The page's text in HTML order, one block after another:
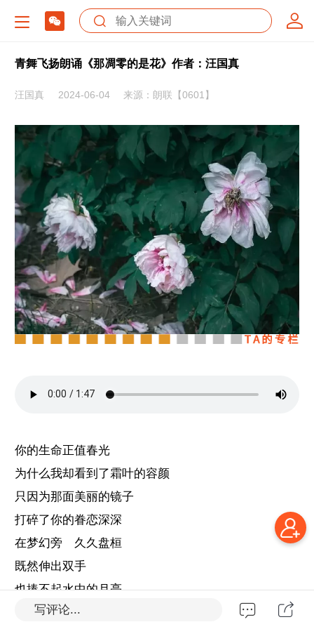
青舞飞扬朗诵《那凋零的是花》作者：汪国真
汪国真 2024-06-04 来源：朗联【0601】
你的生命正值春光
为什么我却看到了霜叶的容颜
只因为那面美丽的镜子
打碎了你的眷恋深深
在梦幻旁 久久盘桓
既然伸出双手
也捧不起水中的月亮
那么让昨日
写评论...